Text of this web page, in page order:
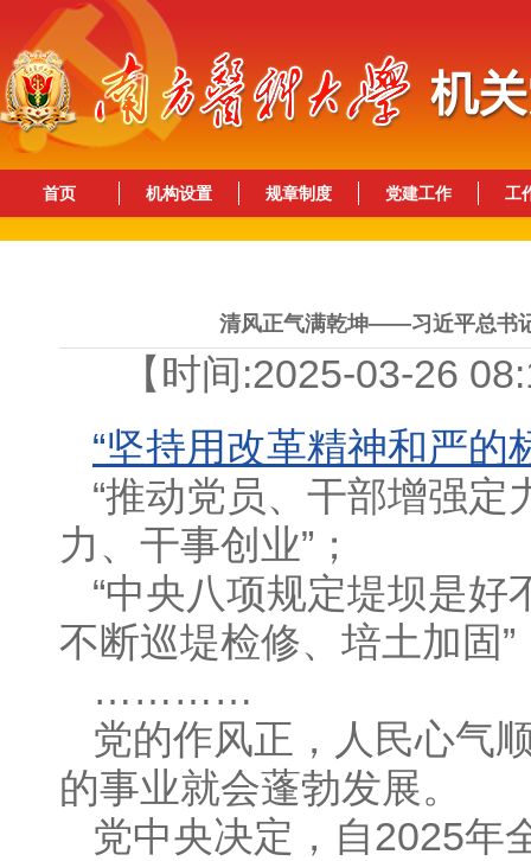
首页 机构设置 规章制度 党建工作 工
清风正气满乾坤——习近平总书
【时间:2025-03-26
“坚持用改革精神和严的
“推动党员、干部增强
力、干事创业”；
“中央八项规定堤坝是
不断巡堤检修、培土加固”
…………
党的作风正，人民心气
的事业就会蓬勃发展。
党中央决定，自2025年